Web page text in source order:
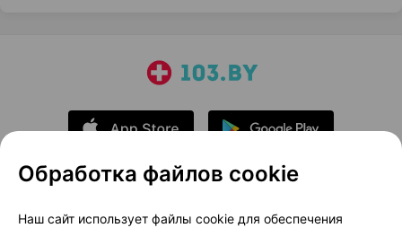
О проекте
Новости проекта
Обработка файлов cookie
Наш сайт использует файлы cookie для обеспечения